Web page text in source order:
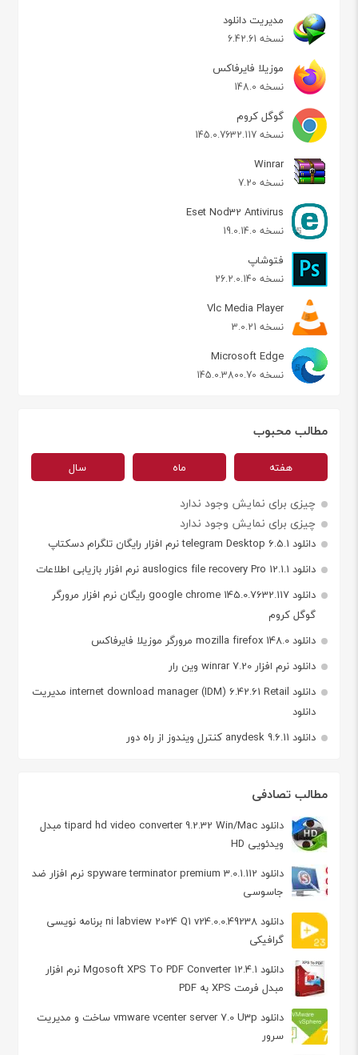
مدیریت دانلود
نسخه 6.42.61
موزیلا فایرفاکس
نسخه 148.0
گوگل کروم
نسخه 145.0.7632.117
Winrar
نسخه 7.20
Eset Nod32 Antivirus
نسخه 19.0.14.0
فتوشاپ
نسخه 26.2.0.140
Vlc Media Player
نسخه 3.0.21
Microsoft Edge
نسخه 145.0.3800.70
مطالب محبوب
هفته ماه سال
چیزی برای نمایش وجود ندارد
چیزی برای نمایش وجود ندارد
دانلود telegram Desktop 6.5.1 نرم افزار رایگان تلگرام دسکتاپ
دانلود auslogics file recovery Pro 12.1.1 نرم افزار بازیابی اطلاعات
دانلود google chrome 145.0.7632.117 رایگان نرم افزار مرورگر
گوگل کروم
دانلود mozilla firefox 148.0 مرورگر موزیلا فایرفاکس
دانلود نرم افزار winrar 7.20 وین رار
دانلود internet download manager (IDM) 6.42.61 Retail مدیریت
دانلود
دانلود anydesk 9.6.11 کنترل ویندوز از راه دور
مطالب تصادفی
دانلود tipard hd video converter 9.2.32 Win/Mac مبدل
ویدئویی HD
دانلود spyware terminator premium 3.0.1.112 نرم افزار ضد
جاسوسی
دانلود ni labview 2024 Q1 v24.0.0.49238 برنامه نویسی
گرافیکی
دانلود Mgosoft XPS To PDF Converter 12.4.1 نرم افزار
مبدل فرمت XPS به PDF
دانلود vmware vcenter server 7.0 U3p ساخت و مدیریت
سرور